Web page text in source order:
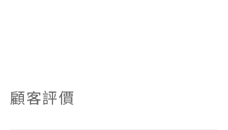
顧客評價